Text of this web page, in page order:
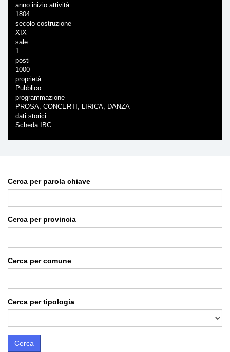
anno inizio attività
1804
secolo costruzione
XIX
sale
1
posti
1000
proprietà
Pubblico
programmazione
PROSA, CONCERTI, LIRICA, DANZA
dati storici
Scheda IBC
Cerca per parola chiave
Cerca per provincia
Cerca per comune
Cerca per tipologia
Cerca